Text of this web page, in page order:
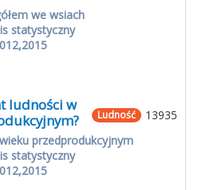
we wsiach
statystyczny
13935
Ludność
ludności w
przedprodukcyjnym
statystyczny